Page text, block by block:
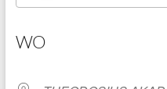
WO